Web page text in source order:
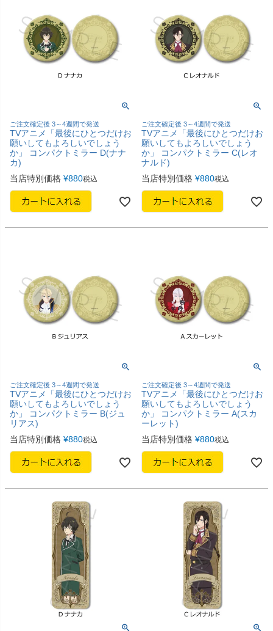
ご注文確定後 3～4週間で発送
TVアニメ「最後にひとつだけお
願いしてもよろしいでしょう
か」 コンパクトミラー D(ナナ
カ)
当店特別価格 ¥880税込
ご注文確定後 3～4週間で発送
TVアニメ「最後にひとつだけお
願いしてもよろしいでしょう
か」 コンパクトミラー C(レオ
ナルド)
当店特別価格 ¥880税込
ご注文確定後 3～4週間で発送
TVアニメ「最後にひとつだけお
願いしてもよろしいでしょう
か」 コンパクトミラー B(ジュ
リアス)
当店特別価格 ¥880税込
ご注文確定後 3～4週間で発送
TVアニメ「最後にひとつだけお
願いしてもよろしいでしょう
か」 コンパクトミラー A(スカ
ーレット)
当店特別価格 ¥880税込